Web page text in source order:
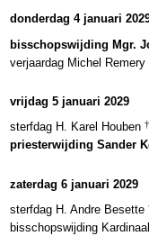
donderdag 4 januari
bisschopswijding Mgr.
verjaardag Michel Remery
vrijdag 5 januari 2029
sterfdag H. Karel Houben †
priesterwijding Sander
zaterdag 6 januari 2029
sterfdag H. Andre Besette
bisschopswijding